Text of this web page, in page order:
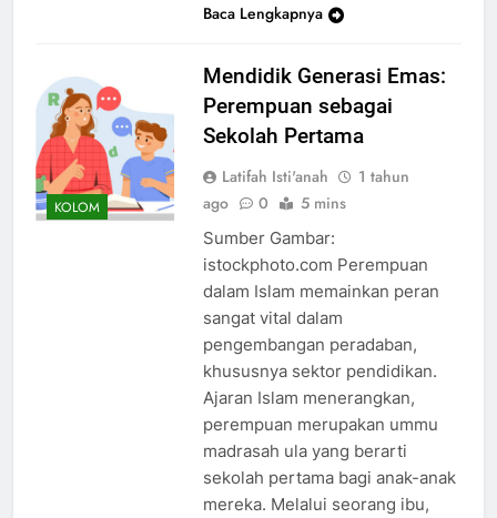
Baca Lengkapnya
KOLOM
Mendidik Generasi Emas:
Perempuan sebagai
Sekolah Pertama
Latifah Isti'anah
1 tahun
ago
0 5 mins
Sumber Gambar:
istockphoto.com Perempuan
dalam Islam memainkan peran
sangat vital dalam
pengembangan peradaban,
khususnya sektor pendidikan.
Ajaran Islam menerangkan,
perempuan merupakan ummu
madrasah ula yang berarti
sekolah pertama bagi anak-anak
mereka. Melalui seorang ibu,